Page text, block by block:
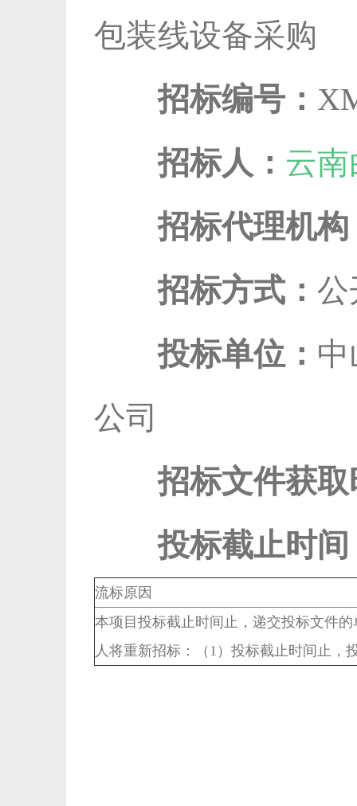
包装线设备采购
招标编号：
招标人： 云
招标代理机构
招标方式： 公
投标单位：
公司
招标文件获
投标截止时间
流标原因
本项目投标截止时间止，递交投标文件
人将重新招标：（1）投标截止时间止，